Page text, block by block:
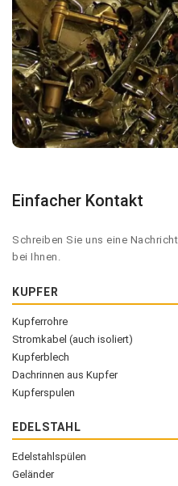
Einfacher Kontakt
Schreiben Sie uns eine
bei Ihnen.
KUPFER
Kupferrohre
Stromkabel (auch isoliert)
Kupferblech
Dachrinnen aus Kupfer
Kupferspulen
EDELSTAHL
Edelstahlspülen
Geländer